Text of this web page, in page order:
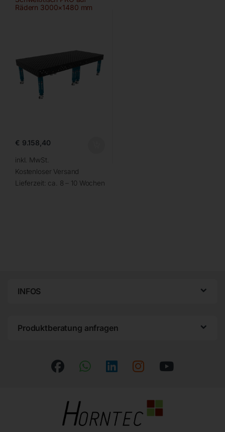
Rädern 3000×1480 mm
€ 9.158,40
inkl. MwSt.
Kostenloser Versand
Lieferzeit: ca. 8 – 10 Wochen
INFOS
Produktberatung anfragen